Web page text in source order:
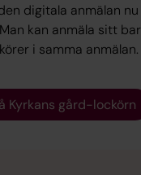
digitala anmälan nu
kan anmäla sitt
i samma anmälan.
Kyrkans gård-lockörn